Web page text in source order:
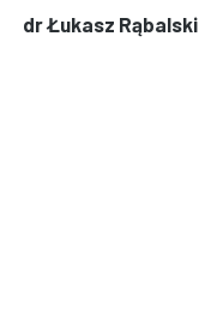
dr Łukasz Rąbalski